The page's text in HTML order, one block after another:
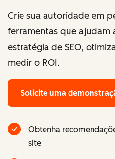
Crie sua autoridade em
ferramentas que ajudam
estratégia de SEO,
medir o ROI.
Solicite uma
Obtenha
site